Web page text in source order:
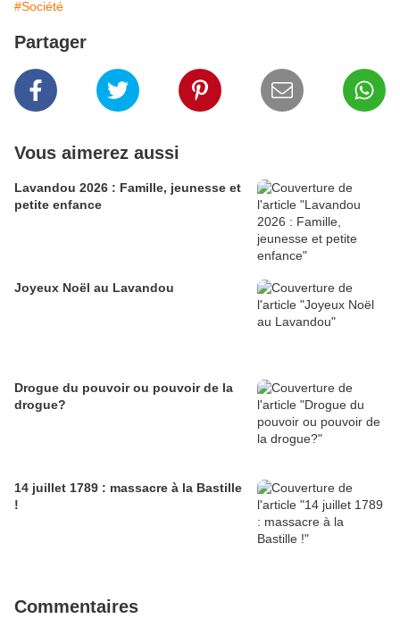
#Société
Partager
Vous aimerez aussi
Lavandou 2026 : Famille, jeunesse et
petite enfance
Joyeux Noël au Lavandou
Drogue du pouvoir ou pouvoir de la
drogue?
14 juillet 1789 : massacre à la Bastille
!
Commentaires